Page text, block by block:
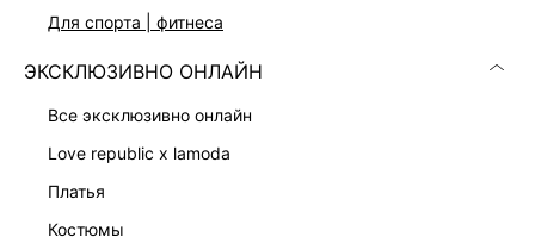
для спорта | фитнеса
ЭКСКЛЮЗИВНО ОНЛАЙН
все эксклюзивно онлайн
love republic x lamoda
платья
костюмы
Подробные условия доставки и возврата